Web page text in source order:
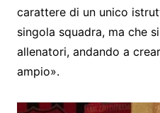
carattere di un unico
singola squadra, ma che
allenatori, andando a
ampio».